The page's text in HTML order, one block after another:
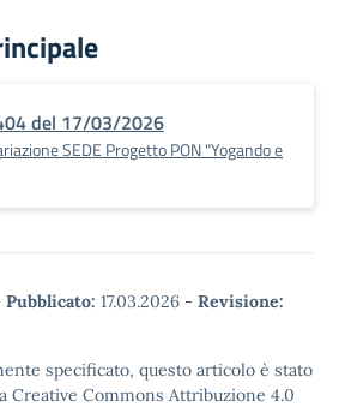
del 17/03/2026
SEDE Progetto PON "Yogando e
Pubblicato: 17.03.2026 - Revisione:
specificato, questo articolo è stato
Creative Commons Attribuzione 4.0